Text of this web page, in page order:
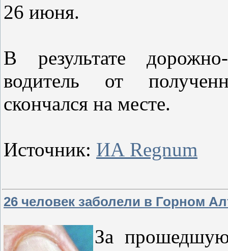
26 июня.
В результате дорожно-
водитель от
скончался на месте.
Источник: ИА Regnum
26 человек заболели в Горном
За